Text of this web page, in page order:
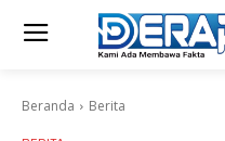
Beranda Berita